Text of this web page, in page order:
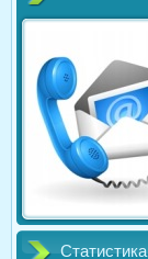
Статистика